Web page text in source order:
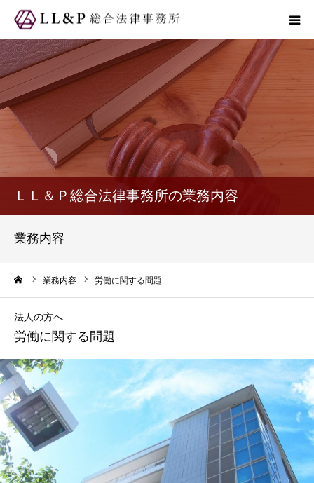
ＬＬ＆Ｐ総合法律事務所の業務内容
業務内容
業務内容 労働に関する問題
法人の方へ
労働に関する問題
弁護士紹介
業務内容
ＬＬ＆Ｐのメリット
事務所概要